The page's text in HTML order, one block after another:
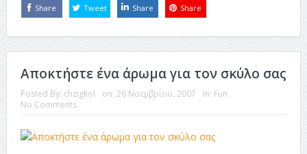
Share Tweet Share Share
Αποκτήστε ένα άρωμα για τον σκύλο σας
Posted By: chzigkol on: 26 Νοεμβρίου, 2007 In: Fun
No Comments